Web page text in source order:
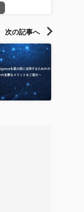
次の記事へ